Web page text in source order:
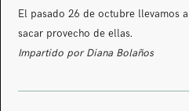
El pasado 26 de octubre llevamos
sacar provecho de ellas.
Impartido por Diana Bolaños